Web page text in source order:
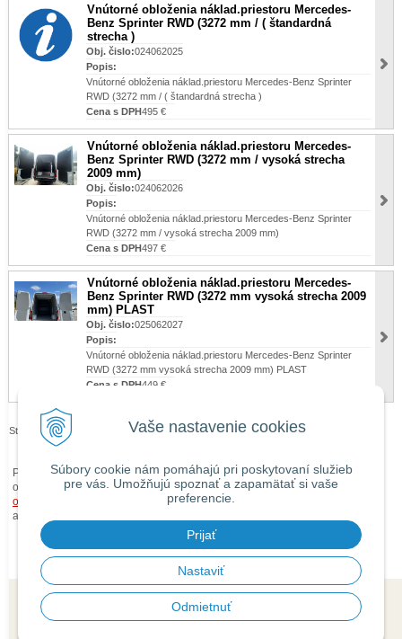
Vaše nastavenie cookies
Súbory cookie nám pomáhajú pri poskytovaní služieb
pre vás. Umožňujú spoznať a zapamätať si vaše
preferencie.
Prijať
Nastaviť
Odmietnuť
Vnútorné obloženia náklad.priestoru Mercedes-
Benz Sprinter RWD (3272 mm / ( štandardná
strecha )
Obj. čislo:024062025
Popis:
Vnútorné obloženia náklad.priestoru Mercedes-Benz Sprinter
RWD (3272 mm / ( štandardná strecha )
Cena s DPH495 €
Vnútorné obloženia náklad.priestoru Mercedes-
Benz Sprinter RWD (3272 mm / vysoká strecha
2009 mm)
Obj. čislo:024062026
Popis:
Vnútorné obloženia náklad.priestoru Mercedes-Benz Sprinter
RWD (3272 mm / vysoká strecha 2009 mm)
Cena s DPH497 €
Vnútorné obloženia náklad.priestoru Mercedes-
Benz Sprinter RWD (3272 mm vysoká strecha 2009
mm) PLAST
Obj. čislo:025062027
Popis:
Vnútorné obloženia náklad.priestoru Mercedes-Benz Sprinter
RWD (3272 mm vysoká strecha 2009 mm) PLAST
Cena s DPH449 €
Stránky: 1
Pri zaslaní tovaru mimo územia Slovenskej republiky budú ku každej
objednávke prirátanénáklady na dopravu mimo územia SR podľa
obchodných podmienok
. O cene Vás budeme vopred informovať telefonicky
alebo e-mailom.
© 2026 isaauto.sk • tvorba eshopu cez UNIobchod
spoločnosti